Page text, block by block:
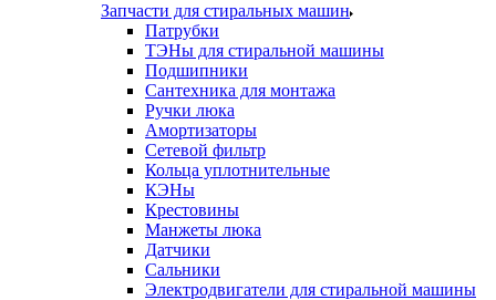
Запчасти для стиральных машин
Патрубки
ТЭНы для стиральной машины
Подшипники
Сантехника для монтажа
Ручки люка
Амортизаторы
Сетевой фильтр
Кольца уплотнительные
КЭНы
Крестовины
Манжеты люка
Датчики
Сальники
Электродвигатели для стиральной машины